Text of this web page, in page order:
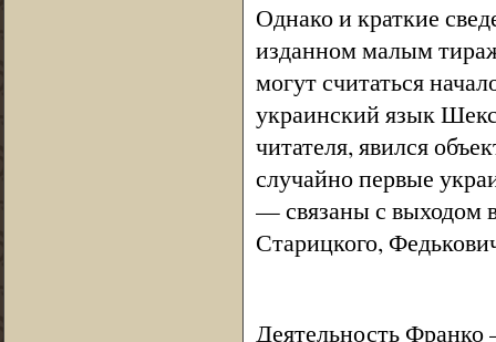
Однако и краткие
изданном малым
могут считаться
украинский язык
читателя, явился
случайно первые
— связаны с выходом
Старицкого,
Деятельность